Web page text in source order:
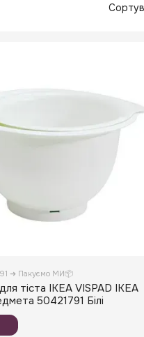
➜ Пакуємо МИ📦
тіста IKEA VISPAD IKEA
50421791 Білі